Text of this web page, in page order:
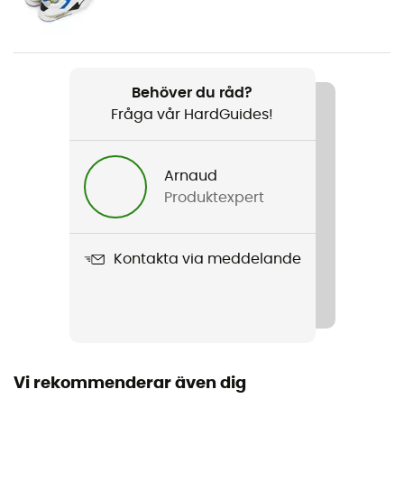
Brosse chaussures spécial nubuck
Behöver du råd?
Fråga vår HardGuides!
Arnaud
Produktexpert
Kontakta via meddelande
Vi rekommenderar även dig